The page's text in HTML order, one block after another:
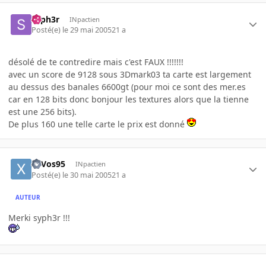
syph3r INpactien
Posté(e) le 29 mai 200521 a
désolé de te contredire mais c'est FAUX !!!!!!!
avec un score de 9128 sous 3Dmark03 ta carte est largement
au dessus des banales 6600gt (pour moi ce sont des mer.es
car en 128 bits donc bonjour les textures alors que la tienne
est une 256 bits).
De plus 160 une telle carte le prix est donné
xaVos95 INpactien
Posté(e) le 30 mai 200521 a
AUTEUR
Merki syph3r !!!